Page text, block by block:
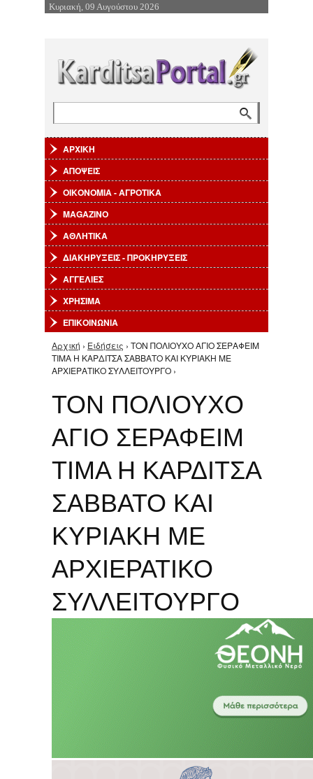
Επιστροφή στην Πλοήγηση
Κυριακή, 09 Αυγούστου 2026
ΑΡΧΙΚΗ
ΑΠΟΨΕΙΣ
ΟΙΚΟΝΟΜΙΑ - ΑΓΡΟΤΙΚΑ
MAGAZINO
ΑΘΛΗΤΙΚΑ
ΔΙΑΚΗΡΥΞΕΙΣ - ΠΡΟΚΗΡΥΞΕΙΣ
ΑΓΓΕΛΙΕΣ
ΧΡΗΣΙΜΑ
ΕΠΙΚΟΙΝΩΝΙΑ
Είστε εδώ
Αρχική › Ειδήσεις › ΤΟΝ ΠΟΛΙΟΥΧΟ ΑΓΙΟ ΣΕΡΑΦΕΙΜ
ΤΙΜΑ Η ΚΑΡΔΙΤΣΑ ΣΑΒΒΑΤΟ ΚΑΙ ΚΥΡΙΑΚΗ ΜΕ
ΑΡΧΙΕΡΑΤΙΚΟ ΣΥΛΛΕΙΤΟΥΡΓΟ ›
ΤΟΝ ΠΟΛΙΟΥΧΟ
ΑΓΙΟ ΣΕΡΑΦΕΙΜ
ΤΙΜΑ Η ΚΑΡΔΙΤΣΑ
ΣΑΒΒΑΤΟ ΚΑΙ
ΚΥΡΙΑΚΗ ΜΕ
ΑΡΧΙΕΡΑΤΙΚΟ
ΣΥΛΛΕΙΤΟΥΡΓΟ